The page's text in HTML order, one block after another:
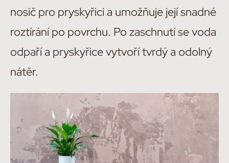
nosič pro pryskyřici a umožňuje její snadné
roztírání po povrchu. Po zaschnutí se voda
odpaří a pryskyřice vytvoří tvrdý a odolný
nátěr.